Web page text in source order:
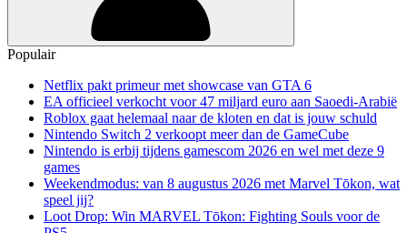
Populair
Netflix pakt primeur met showcase van GTA 6
EA officieel verkocht voor 47 miljard euro aan Saoedi-Arabië
Roblox gaat helemaal naar de kloten en dat is jouw schuld
Nintendo Switch 2 verkoopt meer dan de GameCube
Nintendo is erbij tijdens gamescom 2026 en wel met deze 9
games
Weekendmodus: van 8 augustus 2026 met Marvel Tōkon, wat
speel jij?
Loot Drop: Win MARVEL Tōkon: Fighting Souls voor de